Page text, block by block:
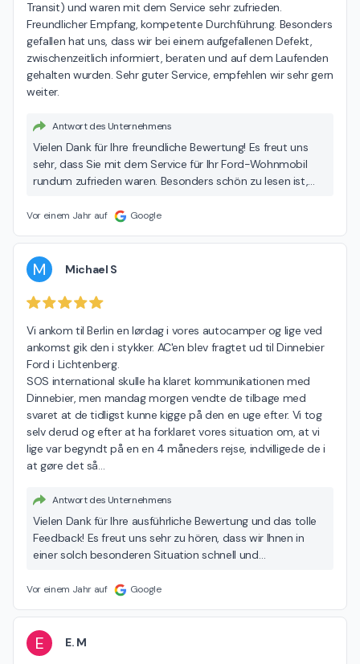
sprechen. Mit freundlichen Grüßen Ihr Team vom
Autohaus Dinnebier
Transit) und waren mit dem Service sehr zufrieden.
Freundlicher Empfang, kompetente Durchführung. Besonders
gefallen hat uns, dass wir bei einem aufgefallenen Defekt,
zwischenzeitlich informiert, beraten und auf dem Laufenden
gehalten wurden. Sehr guter Service, empfehlen wir sehr gern
weiter.
Antwort des Unternehmens
Vielen Dank für Ihre freundliche Bewertung! Es freut uns
sehr, dass Sie mit dem Service für Ihr Ford-Wohnmobil
rundum zufrieden waren. Besonders schön zu lesen ist,
Kommunikation und die fachgerechte Durchführung der
Anspruch. Wir danken Ihnen herzlich für Ihr Vertrauen und
Ihre Weiterempfehlung und freuen uns auf Ihren nächsten
Besuch! Ihr Autohaus Dinnebier-Team
Vor einem Jahr auf Google
M Michael S
Vi ankom til Berlin en lørdag i vores autocamper og lige ved
ankomst gik den i stykker. AC'en blev fragtet ud til Dinnebier
Ford i Lichtenberg.
SOS international skulle ha klaret kommunikationen med
Dinnebier, men mandag morgen vendte de tilbage med
svaret at de tidligst kunne kigge på den en uge efter. Vi tog
selv derud og efter at ha forklaret vores situation om, at vi
lige var begyndt på en en 4 måneders rejse, indvilligede de i
at gøre det så…
Antwort des Unternehmens
Vielen Dank für Ihre ausführliche Bewertung und das tolle
Feedback! Es freut uns sehr zu hören, dass wir Ihnen in
einer solch besonderen Situation schnell und
es wichtig, sich auf zuverlässigen Service verlassen zu
Team zufrieden waren und Ihre Reise wie geplant
fortsetzen konnten. Wir wünschen Ihnen weiterhin eine
gute Fahrt und viele schöne Erlebnisse auf Ihrer Tour! Ihr
Vor einem Jahr auf Google
E E. M